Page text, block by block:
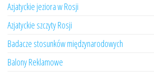
Azjatyckie jeziora w Rosji
Azjatyckie szczyty Rosji
Badacze stosunków międzynarodowych
Balony Reklamowe